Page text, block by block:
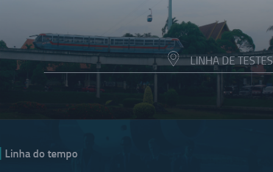
LINHA DE TESTES
Linha do tempo